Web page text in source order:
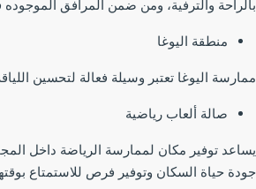
والترفية، ومن ضمن المرافق
منطقة اليوغا
اليوغا تعتبر وسيلة فعالة لتحسين اللياقة
صالة ألعاب رياضية
توفير مكان لممارسة الرياضة داخل
حياة السكان وتوفير فرص للاستمتاع